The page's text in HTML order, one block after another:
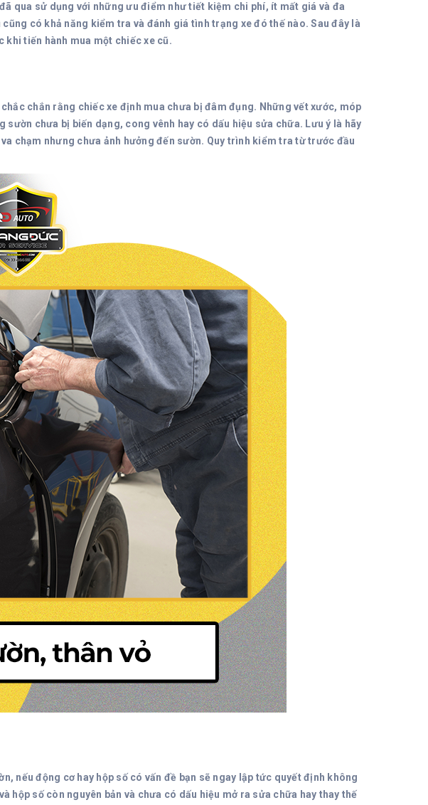
qua sử dụng với những ưu điểm như tiết kiệm chi phí, ít mất giá và đa
có khả năng kiểm tra và đánh giá tình trạng xe đó thế nào. Sau đây là
khi tiến hành mua một chiếc xe cũ.
chắn rằng chiếc xe định mua chưa bị đâm đụng. Những vết xước, móp
sườn chưa bị biến dạng, cong vênh hay có dấu hiệu sửa chữa. Lưu ý là hãy
chạm nhưng chưa ảnh hưởng đến sườn. Quy trình kiểm tra từ trước đầu
nếu động cơ hay hộp số có vấn đề bạn sẽ ngay lập tức quyết định không
hộp số còn nguyên bản và chưa có dấu hiệu mở ra sửa chữa hay thay thế